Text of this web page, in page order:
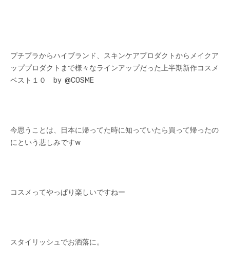
プチプラからハイブランド、スキンケアプロダクトからメイクア
ッププロダクトまで様々なラインアップだった上半期新作コスメ
ベスト１０ by @COSME
今思うことは、日本に帰ってた時に知っていたら買って帰ったの
にという悲しみですw
コスメってやっぱり楽しいですねー
スタイリッシュでお洒落に。